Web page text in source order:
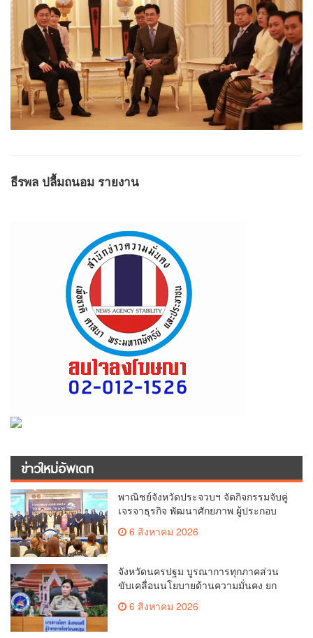
ธีรพล ปลื้ม​ถนอม​ รายงาน
ข่าวใหม่อัพเดท
พาณิชย์จังหวัดประจวบฯ จัดกิจกรรมจับคู่
เจรจาธุรกิจ พัฒนาศักยภาพ ผู้ประกอบ
ระหว่างประเทศ
6 สิงหาคม 2026
จังหวัดนครปฐม บูรณาการทุกภาคส่วน
ขับเคลื่อนนโยบายด้านความมั่นคง ยก
ระดับการป้องกันอาชญากรรมทาง
เทคโนโลยี
6 สิงหาคม 2026